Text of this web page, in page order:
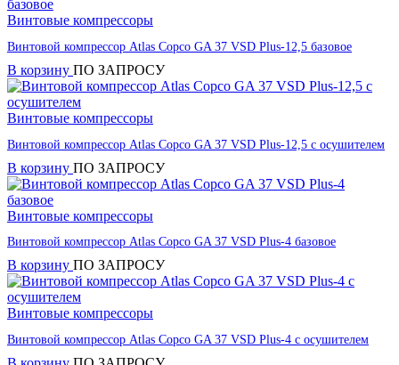
Винтовые компрессоры
Винтовой компрессор Atlas Copco GA 37 VSD Plus-12,5 базовое
В корзину ПО ЗАПРОСУ
Винтовые компрессоры
Винтовой компрессор Atlas Copco GA 37 VSD Plus-12,5 с осушителем
В корзину ПО ЗАПРОСУ
Винтовые компрессоры
Винтовой компрессор Atlas Copco GA 37 VSD Plus-4 базовое
В корзину ПО ЗАПРОСУ
Винтовые компрессоры
Винтовой компрессор Atlas Copco GA 37 VSD Plus-4 с осушителем